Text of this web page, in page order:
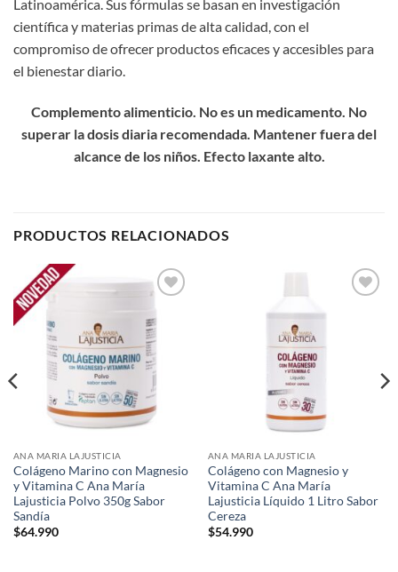
Latinoamérica. Sus fórmulas se basan en investigación
científica y materias primas de alta calidad, con el
compromiso de ofrecer productos eficaces y accesibles para
el bienestar diario.
Complemento alimenticio. No es un medicamento. No
superar la dosis diaria recomendada. Mantener fuera del
alcance de los niños. Efecto laxante alto.
PRODUCTOS RELACIONADOS
wishlist
ANA MARIA LAJUSTICIA
Colágeno Marino con Magnesio
y Vitamina C Ana María
Lajusticia Polvo 350g Sabor
Sandía
$64.990
ANA MARIA LAJUSTICIA
Colágeno con Magnesio y
Vitamina C Ana María
Lajusticia Líquido 1 Litro Sabor
Cereza
$54.990